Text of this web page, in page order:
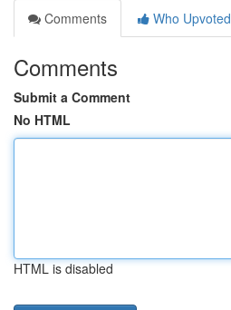
Comments
Who Upvoted
Comments
Submit a Comment
No HTML
HTML is disabled